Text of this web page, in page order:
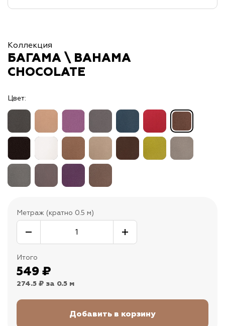
Коллекция
БАГАМА \ BAHAMA
CHOCOLATE
Цвет:
Метраж (кратно 0.5 м)
Итого
549 ₽
274.5 ₽ за 0.5 м